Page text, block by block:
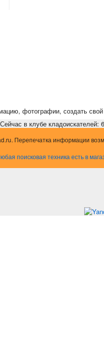
фотографии, создать свой
Сейчас в клубе кладоискателей:
Перепечатка информации
поисковая техника есть в